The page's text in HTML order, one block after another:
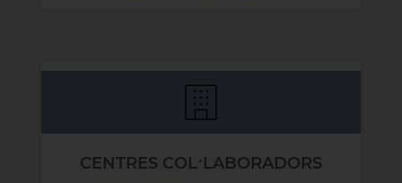
CENTRES COL·LABORADORS